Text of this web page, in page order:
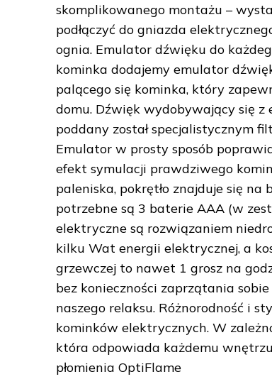
skomplikowanego montażu –
podłączyć do gniazda
ognia. Emulator dźwięku do
kominka dodajemy emulator
palącego się kominka, który
domu. Dźwięk wydobywający się
poddany został specjalistycznym
Emulator w prosty sposób
efekt symulacji prawdziwego
paleniska, pokrętło znajduje się
potrzebne są 3 baterie AAA (w
elektryczne są rozwiązaniem
kilku Wat energii elektrycznej, a
grzewczej to nawet 1 grosz na
bez konieczności zaprzątania
naszego relaksu. Różnorodność i
kominków elektrycznych. W
która odpowiada każdemu
płomienia OptiFlame